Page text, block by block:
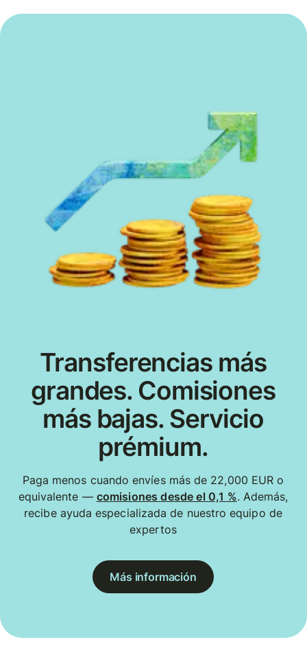
Transferencias más
grandes. Comisiones
más bajas. Servicio
prémium.
Paga menos cuando envíes más de 22,000 EUR o
equivalente — comisiones desde el 0,1 %. Además,
recibe ayuda especializada de nuestro equipo de
expertos
Más información